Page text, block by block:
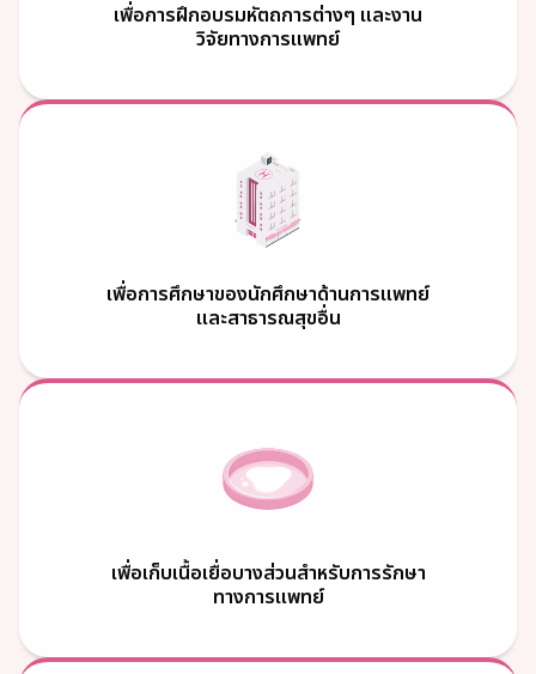
เพื่อการฝึกอบรมหัตถการต่างๆ และงาน
วิจัยทางการแพทย์
เพื่อการศึกษาของนักศึกษาด้านการแพทย์
และสาธารณสุขอื่น
เพื่อเก็บเนื้อเยื่อบางส่วนสำหรับการรักษา
ทางการแพทย์